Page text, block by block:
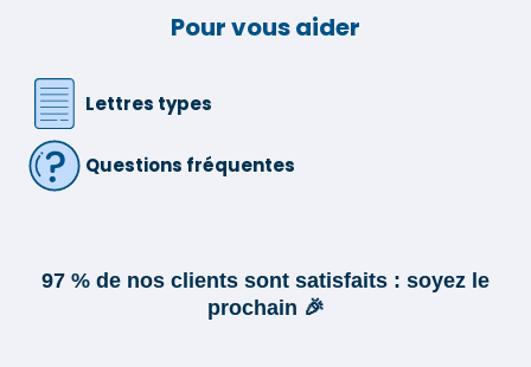
Pour vous aider
Lettres types
Questions fréquentes